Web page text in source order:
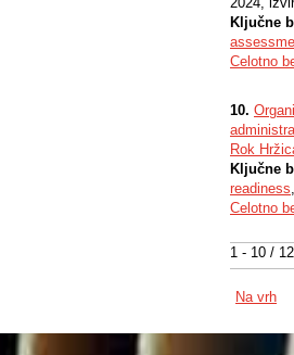
1 - 10 / 12
Ključne
Celotno
10.
Rok
Ključne
readiness,
Celotno
Na vrh